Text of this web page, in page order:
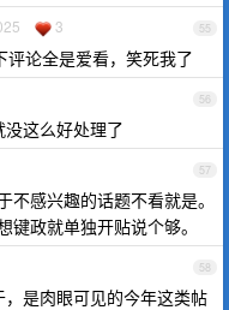
55
3
论全是爱看，笑死我了
56
这么好处理了
57
感兴趣的话题不看就是。
政就单独开贴说个够。
58
是肉眼可见的今年这类帖